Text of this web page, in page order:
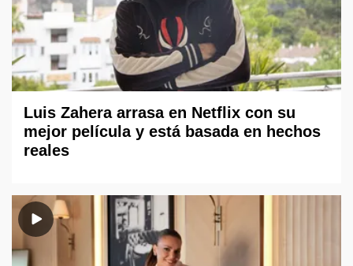
Luis Zahera arrasa en Netflix con su
mejor película y está basada en hechos
reales